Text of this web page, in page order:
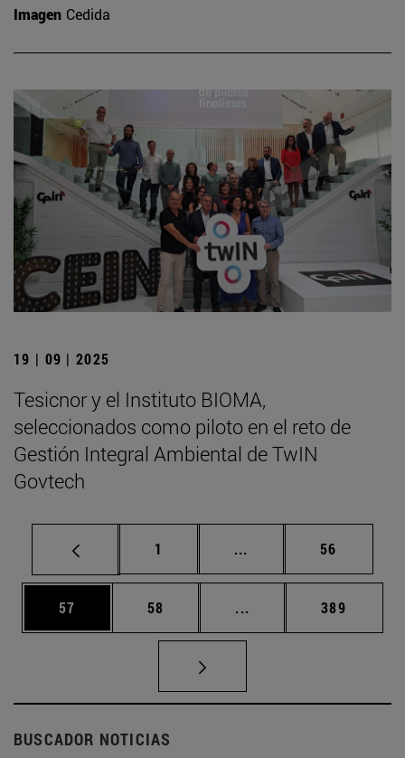
Imagen Cedida
19 | 09 | 2025
Tesicnor y el Instituto BIOMA,
seleccionados como piloto en el reto de
Gestión Integral Ambiental de TwIN
Govtech
Página
1 ... Páginas intermedias
Página
56
Página
57 Página
58 ... Páginas intermedias
Página
389
BUSCADOR NOTICIAS